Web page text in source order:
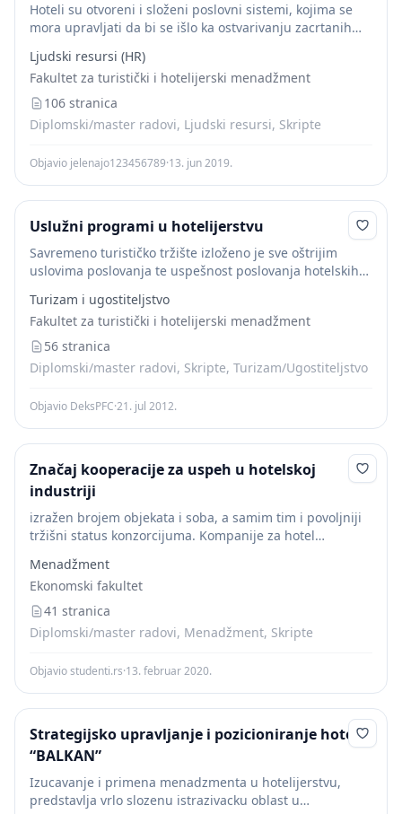
Hoteli su otvoreni i složeni poslovni sistemi, kojima se
mora upravljati da bi se išlo ka ostvarivanju zacrtanih
moraju imati uspeha, tj. željene efekte. Odgovornost...
Ljudski resursi (HR)
Fakultet za turistički i hotelijerski menadžment
106 stranica
Diplomski/master radovi, Ljudski resursi, Skripte
Objavio jelenajo123456789·13. jun 2019.
Uslužni programi u hotelijerstvu
Savremeno turističko tržište izloženo je sve oštrijim
uslovima poslovanja te uspešnost poslovanja hotelskih
tržišne strategije. Stoga,
predstavlja kritičnu...
Turizam i ugostiteljstvo
Fakultet za turistički i hotelijerski menadžment
56 stranica
Diplomski/master radovi, Skripte, Turizam/Ugostiteljstvo
Objavio DeksPFC·21. jul 2012.
Značaj kooperacije za uspeh u hotelskoj
industriji
izražen brojem objekata i soba, a samim tim i povoljniji
tržišni status konzorcijuma. Kompanije za hotel
različitim markama hotela. To mogu biti
njihovi...
Menadžment
Ekonomski fakultet
41 stranica
Diplomski/master radovi, Menadžment, Skripte
Objavio studenti.rs·13. februar 2020.
Strategijsko upravljanje i pozicioniranje hotela
“BALKAN”
Izucavanje i primena menadzmenta u hotelijerstvu,
predstavlja vrlo slozenu istrazivacku oblast u